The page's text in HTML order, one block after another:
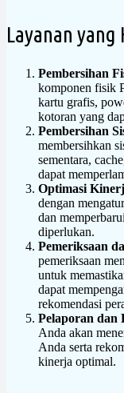
Layanan yang
Pembersihan
komponen fisik
kartu grafis,
kotoran yang
Pembersihan
membersihkan
sementara,
dapat
Optimasi
dengan
dan
diperlukan.
Pemeriksaan
pemeriksaan
untuk
dapat
rekomendasi
Pelaporan dan
Anda akan
Anda serta
kinerja optimal.